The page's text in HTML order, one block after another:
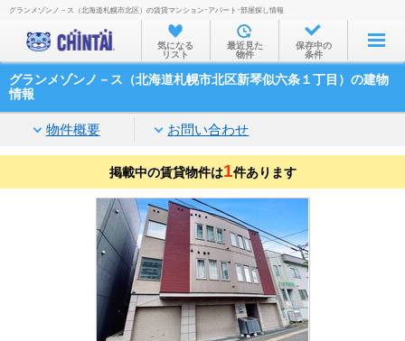
お部屋を探す
沿線・駅から
家賃相場から
通勤通学時間から
物件特集から
不動産会社から
TOP
グランメゾンノ－ス（北海道札幌市北区）の賃貸マンション･アパート･部屋探し情報
気になる
リスト
最近見た
物件
保存中の
条件
グランメゾンノ－ス（北海道札幌市北区新琴似六条１丁目）の建物
情報
物件概要 お問い合わせ
掲載中の賃貸物件は1件あります